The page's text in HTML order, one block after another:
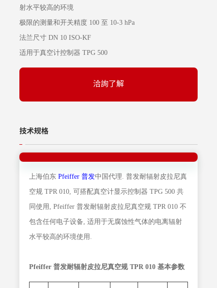
射水平较高的环境
极限的测量和开关精度 100 至 10-3 hPa
法兰尺寸 DN 10 ISO-KF
适用于真空计控制器 TPG 500
洽詢了解
技术规格
上海伯东 Pfeiffer 普发中国代理. 普发耐辐射皮拉尼真
空规 TPR 010, 可搭配真空计显示控制器 TPG 500 共
同使用, Pfeiffer 普发耐辐射皮拉尼真空规 TPR 010 不
包含任何电子设备, 适用于无腐蚀性气体的电离辐射
水平较高的环境使用.
Pfeiffer 普发耐辐射皮拉尼真空规 TPR 010 基本参数